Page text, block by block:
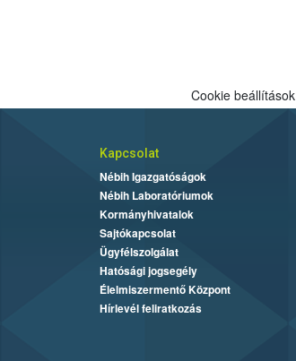
Cookie beállítások
Kapcsolat
Nébih Igazgatóságok
Nébih Laboratóriumok
Kormányhivatalok
Sajtókapcsolat
Ügyfélszolgálat
Hatósági jogsegély
Élelmiszermentő Központ
Hírlevél feliratkozás